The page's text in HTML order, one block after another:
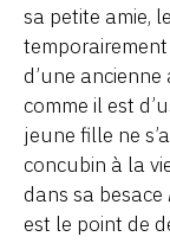
sa petite amie,
d’une
comme il est
jeune fille ne
concubin à la
dans sa besace
est le point de